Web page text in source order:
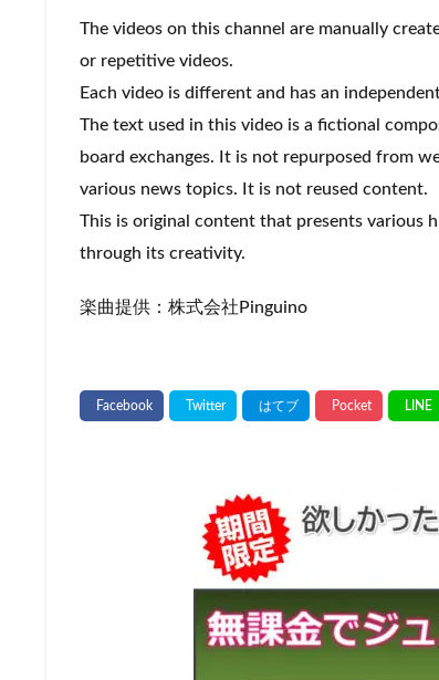
The videos on this channel are manually
or repetitive videos.
Each video is different and has an
The text used in this video is a fictional
board exchanges. It is not repurposed from
various news topics. It is not reused content.
This is original content that presents various
through its creativity.
楽曲提供：株式会社Pinguino